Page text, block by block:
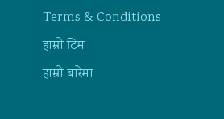
Terms & Conditions
हाम्राे टिम
हाम्राे बारेमा